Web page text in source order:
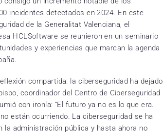
incidentes detectados en 2024. En este
de la Generalitat Valenciana, el
HCLSoftware se reunieron en un seminario
y experiencias que marcan la agenda
compartida: la ciberseguridad ha dejado
coordinador del Centro de Ciberseguridad
con ironía: “El futuro ya no es lo que era.
están ocurriendo. La ciberseguridad se ha
la administración pública y hasta ahora no